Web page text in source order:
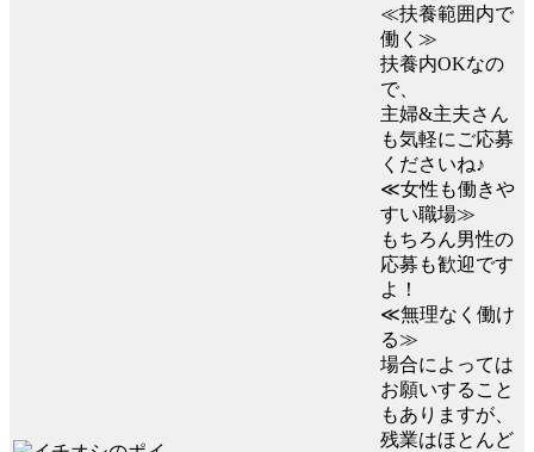
≪扶養範囲内で
働く≫
扶養内OKなの
で、
主婦&主夫さん
も気軽にご応募
くださいね♪
≪女性も働きや
すい職場≫
もちろん男性の
応募も歓迎です
よ！
≪無理なく働け
る≫
場合によっては
お願いすること
もありますが、
残業はほとんど